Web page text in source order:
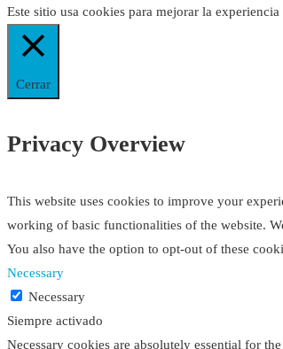
Este sitio usa cookies para mejorar la
Cerrar
Privacy Overview
This website uses cookies to improve your
working of basic functionalities of the website.
You also have the option to opt-out of these
Necessary
Necessary
Siempre activado
Necessary cookies are absolutely essential for